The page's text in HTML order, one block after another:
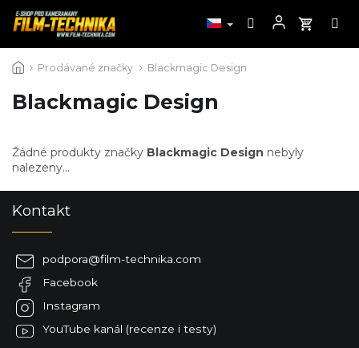
na
Prodávané značky Blackmagic Design
Blackmagic Design
Žádné produkty značky Blackmagic Design nebyly
nalezeny...
Kontakt
podpora@film-technika.com
Facebook
Instagram
YouTube kanál (recenze i testy)